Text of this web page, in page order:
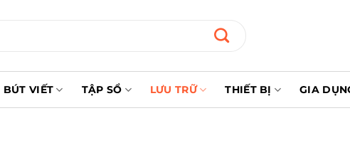
BÚT VIẾT TẬP SỔ LƯU TRỮ THIẾT BỊ GIA